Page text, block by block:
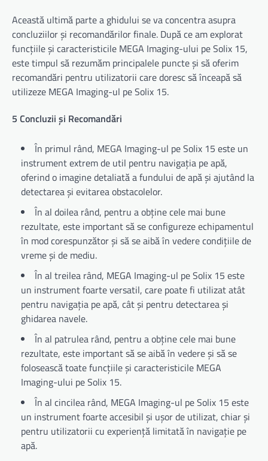
Această ultimă parte a ghidului se va concentra asupra
concluziilor și recomandărilor finale. După ce am explorat
funcțiile și caracteristicile MEGA Imaging-ului pe Solix 15,
este timpul să rezumăm principalele puncte și să oferim
recomandări pentru utilizatorii care doresc să înceapă să
utilizeze MEGA Imaging-ul pe Solix 15.
5 Concluzii și Recomandări
În primul rând, MEGA Imaging-ul pe Solix 15 este un
instrument extrem de util pentru navigația pe apă,
oferind o imagine detaliată a fundului de apă și ajutând la
detectarea și evitarea obstacolelor.
În al doilea rând, pentru a obține cele mai bune
rezultate, este important să se configureze echipamentul
în mod corespunzător și să se aibă în vedere condițiile de
vreme și de mediu.
În al treilea rând, MEGA Imaging-ul pe Solix 15 este
un instrument foarte versatil, care poate fi utilizat atât
pentru navigația pe apă, cât și pentru detectarea și
ghidarea navele.
În al patrulea rând, pentru a obține cele mai bune
rezultate, este important să se aibă în vedere și să se
folosească toate funcțiile și caracteristicile MEGA
Imaging-ului pe Solix 15.
În al cincilea rând, MEGA Imaging-ul pe Solix 15 este
un instrument foarte accesibil și ușor de utilizat, chiar și
pentru utilizatorii cu experiență limitată în navigație pe
apă.